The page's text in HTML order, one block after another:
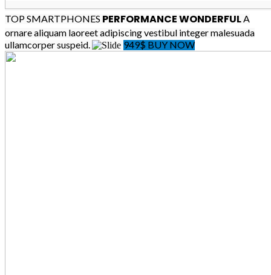
TOP SMARTPHONES PERFORMANCE WONDERFULA
ornare aliquam laoreet adipiscing vestibul integer malesuada
ullamcorper suspeid.
949$ BUY NOW